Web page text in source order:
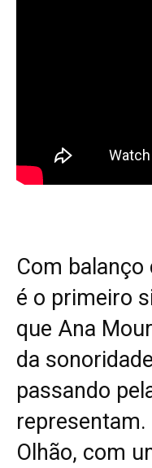
Com balanço
é o primeiro
que Ana
da
passando
Olhão, com